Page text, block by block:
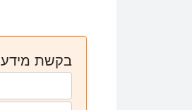
בקשת מידע